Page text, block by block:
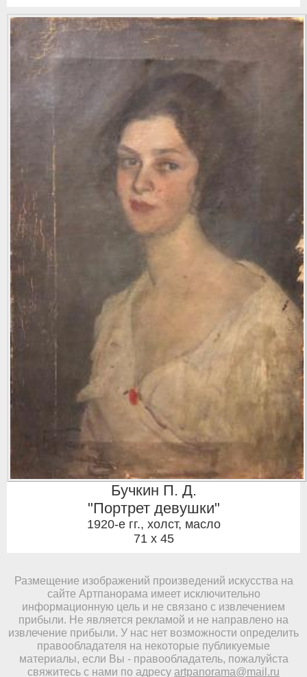
Бучкин П. Д.
"Портрет девушки"
1920-е гг., холст, масло
71 x 45
Размещение изображений произведений искусства на
сайте Артпанорама имеет исключительно
информационную цель и не связано с извлечением
прибыли. Не является рекламой и не направлено на
извлечение прибыли. У нас нет возможности определить
правообладателя на некоторые публикуемые
материалы, если Вы - правообладатель, пожалуйста
свяжитесь с нами по адресу artpanorama@mail.ru